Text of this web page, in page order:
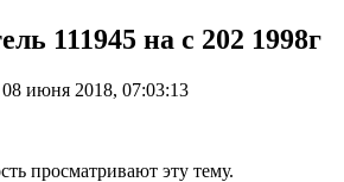
111945 на с 202 1998г
июня 2018, 07:03:13
просматривают эту тему.